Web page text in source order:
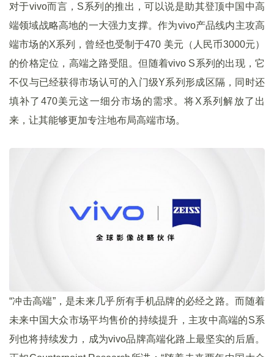
对于vivo而言，S系列的推出，可以说是助其登顶中国中高
端领域战略高地的一大强力支撑。作为vivo产品线内主攻高
端市场的X系列，曾经也受制于470 美元（人民币3000元）
的价格定位，高端之路受阻。但随着vivo S系列的出现，它
不仅与已经获得市场认可的入门级Y系列形成区隔，同时还
填补了470美元这一细分市场的需求。将X系列解放了出
来，让其能够更加专注地布局高端市场。
“冲击高端”，是未来几乎所有手机品牌的必经之路。而随着
未来中国大众市场平均售价的持续提升，主攻中高端的S系
列也将持续发力，成为vivo品牌高端化路上最坚实的后盾。